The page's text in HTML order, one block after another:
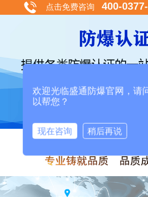
点击免费咨询 400-
欢迎光临盛通防爆官网，请
以帮您？
现在咨询 稍后再说